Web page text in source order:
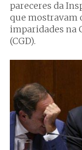
pareceres da
que mostravam
imparidades na
(CGD).